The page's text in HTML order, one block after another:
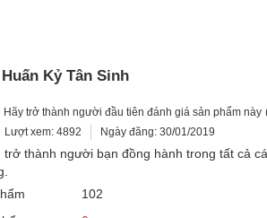
Kỷ Tân Sinh
Hãy trở thành người đầu tiên đánh giá sản phẩm này
Lượt xem: 4892 Ngày đăng: 30/01/2019
trở thành người bạn đồng hành trong tất cả
102